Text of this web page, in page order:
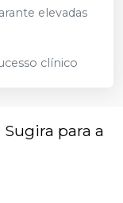
elevadas
clínico
Sugira para a